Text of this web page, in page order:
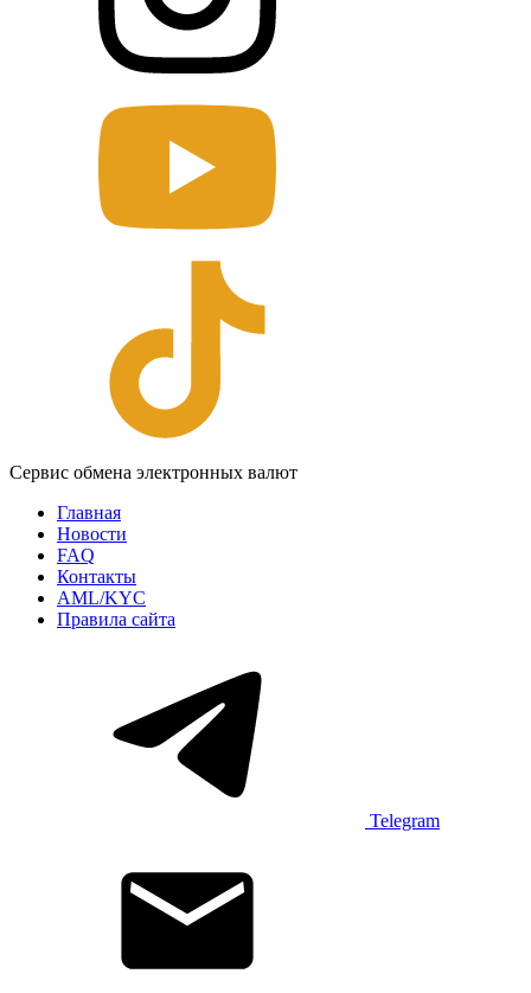
Сервис обмена электронных валют
Главная
Новости
FAQ
Контакты
AML/KYC
Правила сайта
Telegram